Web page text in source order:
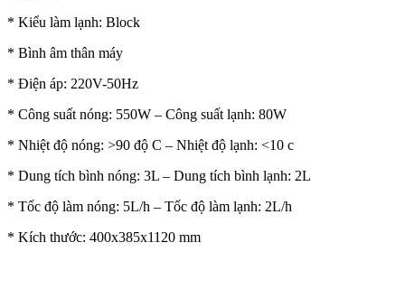
* Kiểu làm lạnh: Block
* Bình âm thân máy
* Điện áp: 220V-50Hz
* Công suất nóng: 550W – Công suất lạnh: 80W
* Nhiệt độ nóng: >90 độ C – Nhiệt độ lạnh: <10 c
* Dung tích bình nóng: 3L – Dung tích bình lạnh: 2L
* Tốc độ làm nóng: 5L/h – Tốc độ làm lạnh: 2L/h
* Kích thước: 400x385x1120 mm